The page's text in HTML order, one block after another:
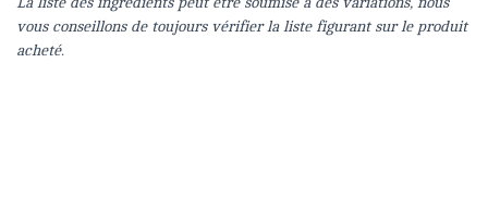
vous conseillons de toujours vérifier la liste figurant sur le produit
acheté.